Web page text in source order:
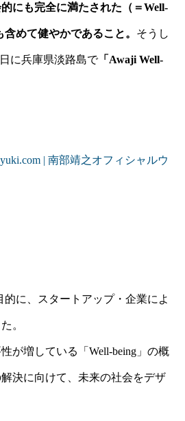
にも完全に満たされた（＝Well-
めて健やかであること。 そうし
に兵庫県淡路島で「Awaji Well-
| 南部靖之オフィシャルウ
に、スタートアップ・企業によ
。
が増している「Well-being」の概
決に向けて、未来の社会をデザ